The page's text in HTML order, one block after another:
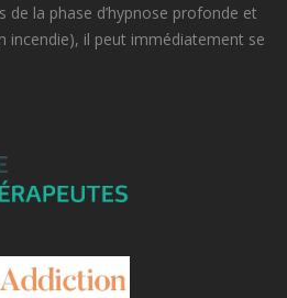
la phase d’hypnose profonde et
incendie), il peut immédiatement se